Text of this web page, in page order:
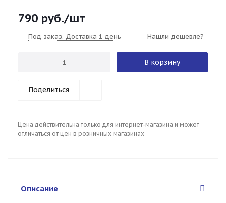
790 руб./шт
Под заказ. Доставка 1 день Нашли дешевле?
В корзину
Поделиться
Цена действительна только для интернет-магазина и может
отличаться от цен в розничных магазинах
Описание